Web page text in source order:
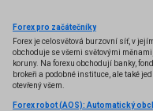
Forex pro začátečníky
Forex je celosvětová burzovní síť, v
obchoduje se všemi světovými
koruny. Na forexu obchodují banky,
brokeři a podobné instituce, ale také
otevřený všem.